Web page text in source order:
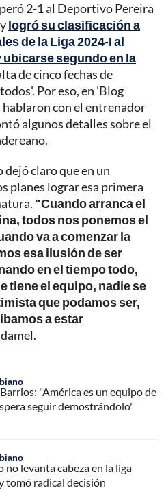
2-1 al Deportivo Pereira
logró su clasificación a
de la Liga 2024-I al
segundo en la
de cinco fechas de
Por eso, en 'Blog
con el entrenador
algunos detalles sobre el
dejó claro que en un
planes lograr esa primera
"Cuando arranca el
todos nos ponemos el
va a comenzar la
esa ilusión de ser
en el tiempo todo,
tiene el equipo, nadie se
que podamos ser,
a estar
"América es un equipo de
seguir demostrándolo"
no levanta cabeza en la liga
tomó radical decisión